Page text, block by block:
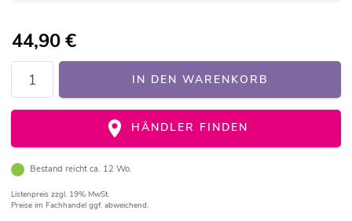
44,90€
IN DEN WARENKORB
HÄNDLER FINDEN
Bestand reicht ca. 12 Wo.
Listenpreis zzgl. 19% MwSt.
Preise im Fachhandel ggf. abweichend.